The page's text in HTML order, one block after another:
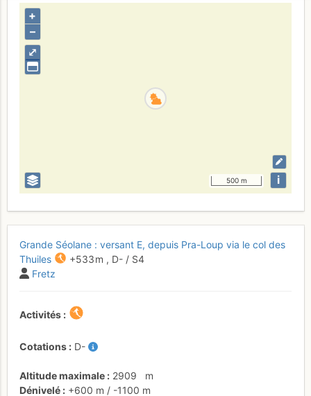
⤢
+
–
500 m i
Grande Séolane : versant E, depuis Pra-Loup via le col des
Thuiles
+533 m , D- / S4
Fretz
Activités
Cotations D-
Altitude maximale 2909
m
Dénivelé
+600 m / -1100 m